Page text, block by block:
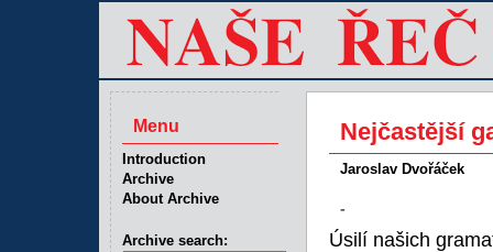
Nejčastější
Jaroslav Dvořáček
-
Úsilí našich
Menu
Introduction
Archive
About Archive
Archive search: